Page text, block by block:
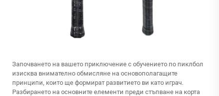
Започването на вашето приключение с обучението по пиклбол
изисква внимателно обмисляне на основополагащите
принципи, които ще формират развитието ви като играч.
Разбирането на основните елементи преди стъпване на корта